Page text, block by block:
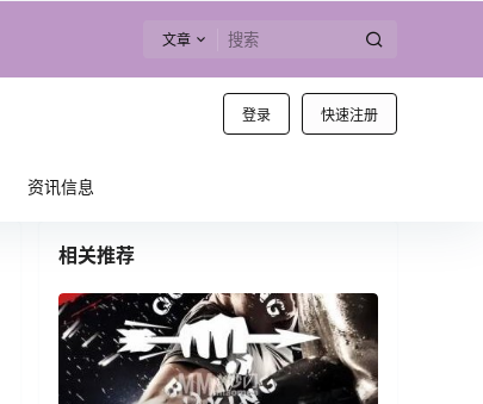
文章
登录 快速注册
资讯信息
相关推荐